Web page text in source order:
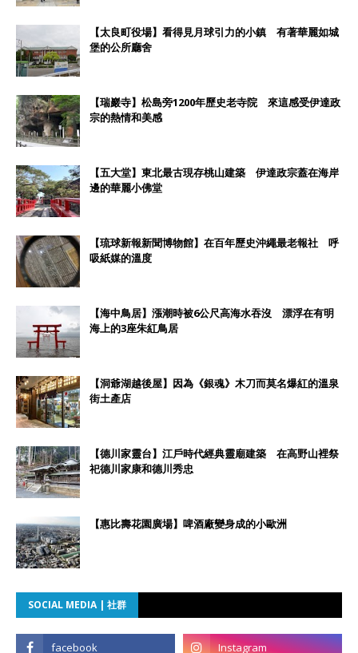
【太良町役場】看得見月球引力的小鎮 有著華麗如城
堡的公所廳舍
【瑞巖寺】松島旁1200年歷史老寺院 來這感受伊達政
宗的熱情和美感
【五大堂】東北最古現存桃山建築 伊達政宗蓋在海岸
邊的華麗小佛堂
【琉球新報新聞博物館】在百年歷史沖繩最老報社 呼
吸紙媒的溫度
【海中鳥居】漲潮時被6公尺高海水吞沒 漂浮在有明
海上的3座朱紅鳥居
【洞爺湖越後屋】因為《銀魂》木刀而莫名爆紅的溫泉
街土產店
【德川家靈台】江戶時代經典靈廟建築 在高野山裡祭
祀德川家康和德川秀忠
【惠比壽花園廣場】啤酒廠變身成的小歐洲
SOCIAL MEDIA | 社群